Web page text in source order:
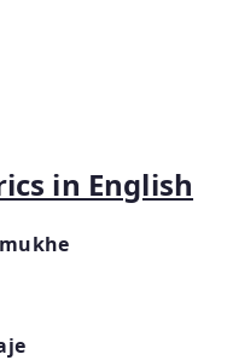
in English